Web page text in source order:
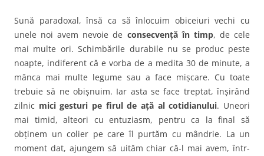
Sună paradoxal, însă ca să înlocuim obiceiuri vechi cu
unele noi avem nevoie de consecvență în timp, de cele
mai multe ori. Schimbările durabile nu se produc peste
noapte, indiferent că e vorba de a medita 30 de minute, a
mânca mai multe legume sau a face mișcare. Cu toate
trebuie să ne obișnuim. Iar asta se face treptat, înșirând
zilnic mici gesturi pe firul de ață al cotidianului. Uneori
mai timid, alteori cu entuziasm, pentru ca la final să
obținem un colier pe care îl purtăm cu mândrie. La un
moment dat, ajungem să uităm chiar că-l mai avem, într-